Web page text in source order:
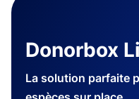
Donorbox
La solution parfaite